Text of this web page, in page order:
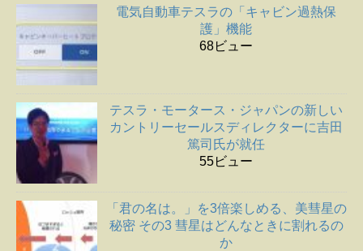
電気自動車テスラの「キャビン過熱保
護」機能
68ビュー
テスラ・モータース・ジャパンの新しい
カントリーセールスディレクターに吉田
篤司氏が就任
55ビュー
「君の名は。」を3倍楽しめる、美彗星の
秘密 その3 彗星はどんなときに割れるの
か